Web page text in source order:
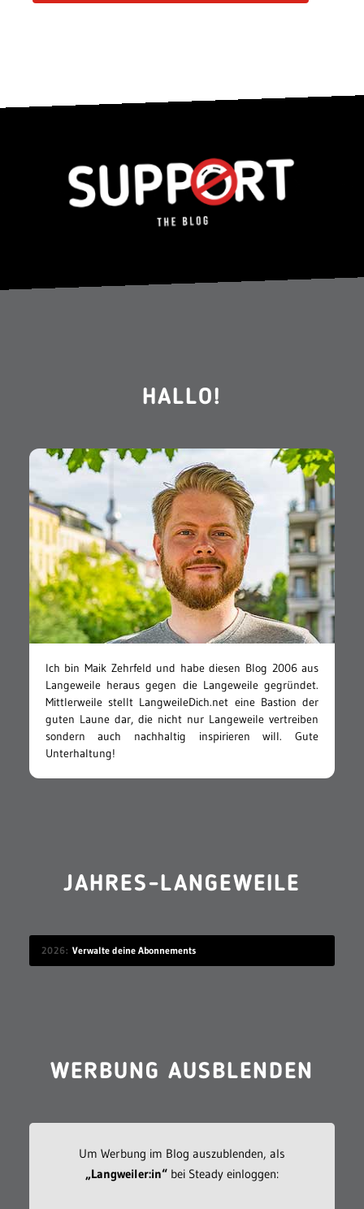
HALLO!
Ich bin Maik Zehrfeld und habe diesen Blog 2006 aus
Langeweile heraus gegen die Langeweile gegründet.
Mittlerweile stellt LangweileDich.net eine Bastion der
guten Laune dar, die nicht nur Langeweile vertreiben
sondern auch nachhaltig inspirieren will. Gute
Unterhaltung!
JAHRES-LANGEWEILE
2026 Verwalte deine Abonnements
WERBUNG AUSBLENDEN
Um Werbung im Blog auszublenden, als
„Langweiler:in“bei Steady einloggen: